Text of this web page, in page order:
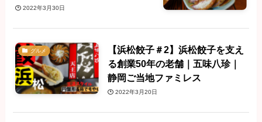
2022年3月30日
グルメ
【浜松餃子＃2】浜松餃子を支え
る創業50年の老舗｜五味八珍｜
静岡ご当地ファミレス
2022年3月20日